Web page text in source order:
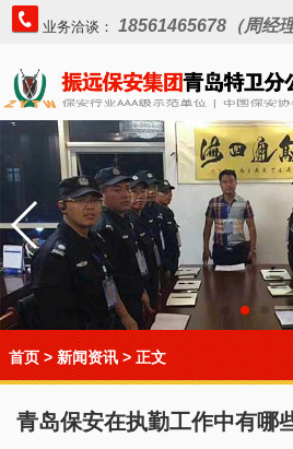
业务洽谈： 18561465678（周经理
首页>新闻资讯> 正文
青岛保安在执勤工作中有哪